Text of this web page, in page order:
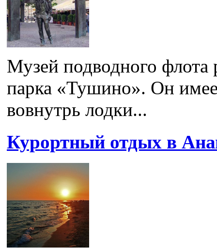
Музей подводного флота
парка «Тушино». Он
вовнутрь лодки...
Курортный отдых в